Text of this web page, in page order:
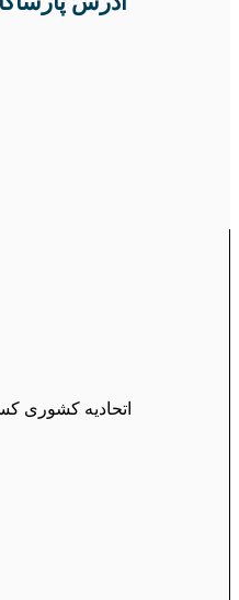
اتحادیه کشوری